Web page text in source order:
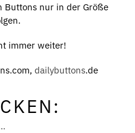
Buttons nur in der Größe
immer weiter!
dailybuttons.de